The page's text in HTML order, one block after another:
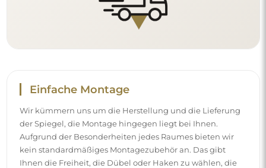
Einfache Montage
Wir kümmern uns um die Herstellung und die Lieferung
der Spiegel, die Montage hingegen liegt bei Ihnen.
Aufgrund der Besonderheiten jedes Raumes bieten wir
kein standardmäßiges Montagezubehör an. Das gibt
Ihnen die Freiheit, die Dübel oder Haken zu wählen, die